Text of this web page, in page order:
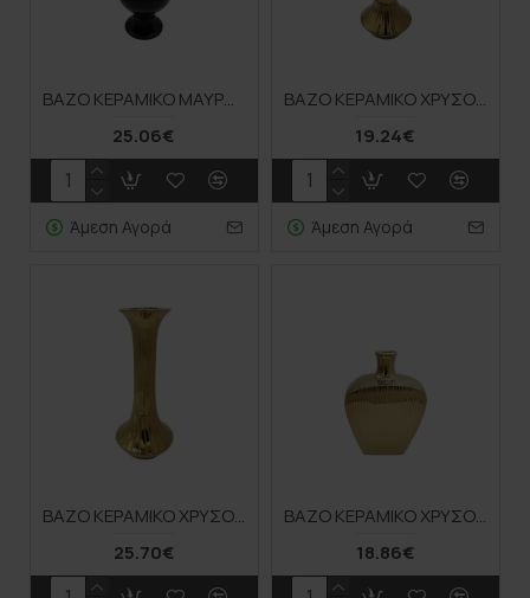
ΒΑΖΟ ΚΕΡΑΜΙΚΟ ΜΑΥΡΟ 16x28,2CM 8/box
25.06€
Άμεση Αγορά
ΒΑΖΟ ΚΕΡΑΜΙΚΟ ΧΡΥΣΟ ΡΙΓΕΣ 15,5x32,6CM 12/ΚΙΒ
19.24€
Άμεση Αγορά
ΒΑΖΟ ΚΕΡΑΜΙΚΟ ΧΡΥΣΟ ΡΙΓΕΣ 17,5x41,5CM 6/ΚΙΒ
25.70€
ΒΑΖΟ ΚΕΡΑΜΙΚΟ ΧΡΥΣΟ ΡΙΓΕΣ 18x11,7x25,5CM 12/box
18.86€